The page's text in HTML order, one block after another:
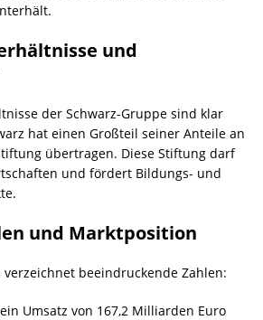
und
der Schwarz-Gruppe sind klar
hat einen Großteil seiner Anteile an
übertragen. Diese Stiftung darf
und fördert Bildungs- und
und Marktposition
verzeichnet beeindruckende Zahlen:
Umsatz von 167,2 Milliarden Euro